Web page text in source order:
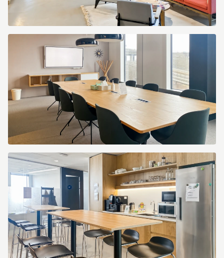
Spaces_Stockholm,
Hammarbybacken
27_Sweden_Centre
5204_Business
Lounge
2.jpg
Spaces_Stockholm,
Hammarbybacken
27_Sweden_Centre
5204_Meeting
Room
2.jpg